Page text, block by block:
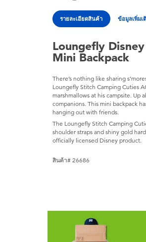
รายละเอียดสินค้า ข้อมูลเพิ่มเ
Loungefly
Mini Backpack
There’s nothing like sharing
Loungefly Stitch Camping Cuties
marshmallows at his campsite. Up
companions. This mini backpack
hanging out with friends.
The Loungefly Stitch Camping
shoulder straps and shiny gold
officially licensed Disney product.
สินค้า# 26686